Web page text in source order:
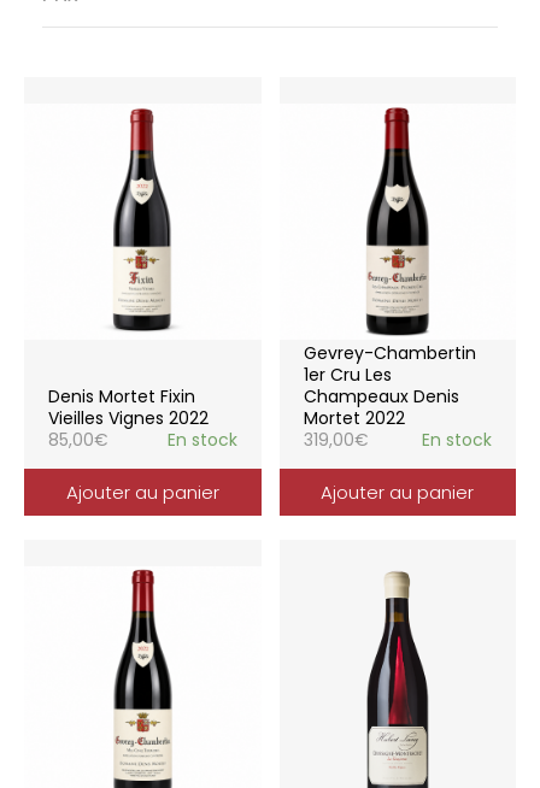
Denis Mortet Fixin
Vieilles Vignes 2022
85,00€ En stock
Ajouter au panier
Gevrey-Chambertin
1er Cru Les
Champeaux Denis
Mortet 2022
319,00€ En stock
Ajouter au panier